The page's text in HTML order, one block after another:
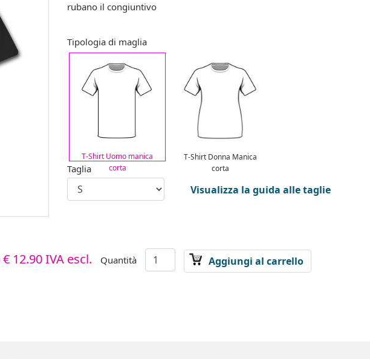
rubano il congiuntivo
Tipologia di maglia
T-Shirt Uomo manica
corta
T-Shirt Donna Manica
corta
Taglia
Visualizza la guida alle taglie
€ 12.90IVA escl. Quantità Aggiungi al carrello